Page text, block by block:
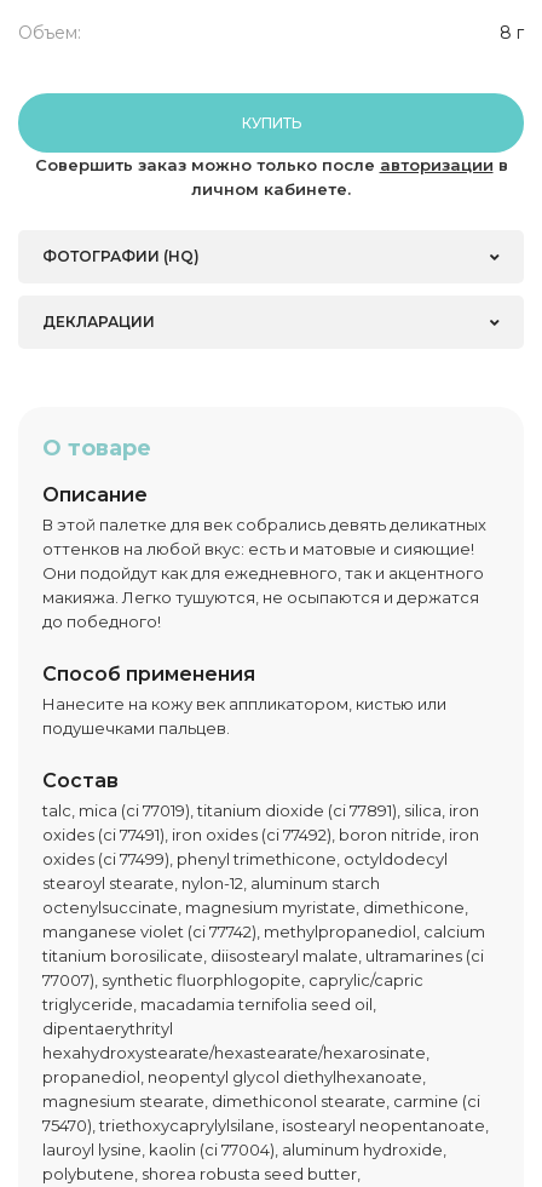
Объем: 8 г
КУПИТЬ
Совершить заказ можно только после авторизации в
личном кабинете.
ФОТОГРАФИИ (HQ)
ДЕКЛАРАЦИИ
О товаре
Описание
В этой палетке для век собрались девять деликатных
оттенков на любой вкус: есть и матовые и сияющие!
Они подойдут как для ежедневного, так и акцентного
макияжа. Легко тушуются, не осыпаются и держатся
до победного!
Способ применения
Нанесите на кожу век аппликатором, кистью или
подушечками пальцев.
Состав
talc, mica (ci 77019), titanium dioxide (ci 77891), silica, iron
oxides (ci 77491), iron oxides (ci 77492), boron nitride, iron
oxides (ci 77499), phenyl trimethicone, octyldodecyl
stearoyl stearate, nylon-12, aluminum starch
octenylsuccinate, magnesium myristate, dimethicone,
manganese violet (ci 77742), methylpropanediol, calcium
titanium borosilicate, diisostearyl malate, ultramarines (ci
77007), synthetic fluorphlogopite, caprylic/capric
triglyceride, macadamia ternifolia seed oil,
dipentaerythrityl
hexahydroxystearate/hexastearate/hexarosinate,
propanediol, neopentyl glycol diethylhexanoate,
magnesium stearate, dimethiconol stearate, carmine (ci
75470), triethoxycaprylylsilane, isostearyl neopentanoate,
lauroyl lysine, kaolin (ci 77004), aluminum hydroxide,
polybutene, shorea robusta seed butter,